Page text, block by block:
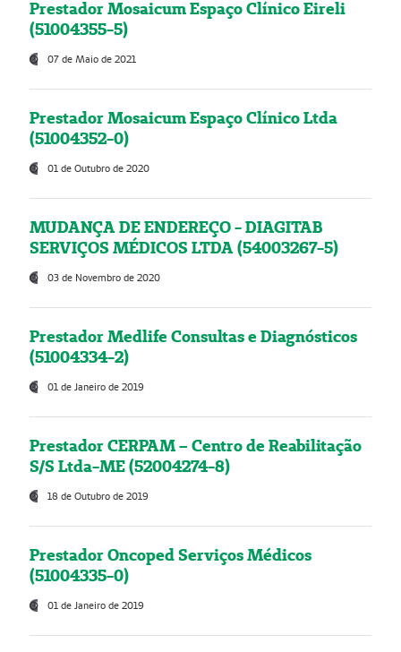
Prestador Mosaicum Espaço Clínico Eireli
(51004355-5)
07 de Maio de 2021
Prestador Mosaicum Espaço Clínico Ltda
(51004352-0)
01 de Outubro de 2020
MUDANÇA DE ENDEREÇO - DIAGITAB
SERVIÇOS MÉDICOS LTDA (54003267-5)
03 de Novembro de 2020
Prestador Medlife Consultas e Diagnósticos
(51004334-2)
01 de Janeiro de 2019
Prestador CERPAM – Centro de Reabilitação
S/S Ltda-ME (52004274-8)
18 de Outubro de 2019
Prestador Oncoped Serviços Médicos
(51004335-0)
01 de Janeiro de 2019